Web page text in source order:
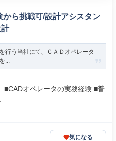
から挑戦可/設計アシスタン
計
行う当社にて、ＣＡＤオペレータ
...
■CADオペレータの実務経験 ■普
気になる